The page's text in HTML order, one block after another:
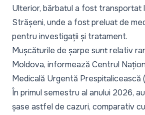
Ulterior, bărbatul a fost transportat
Strășeni, unde a fost preluat de
pentru investigații și tratament.
Mușcăturile de șarpe sunt relativ
Moldova, informează Centrul
Medicală Urgentă Prespitalicească
În primul semestru al anului 2026,
șase astfel de cazuri, comparativ